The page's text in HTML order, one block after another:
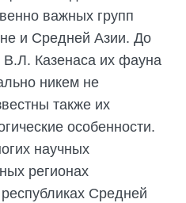
важных групп
и Средней Азии. До
Казенаса их фауна
никем не
также их
особенности.
научных
регионах
Средней